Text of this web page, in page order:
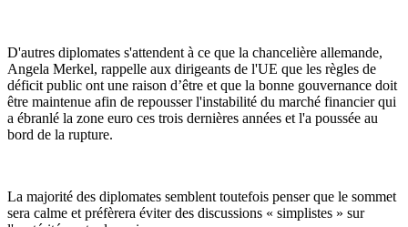
D'autres diplomates s'attendent à ce que la chancelière allemande,
Angela Merkel, rappelle aux dirigeants de l'UE que les règles de
déficit public ont une raison d’être et que la bonne gouvernance doit
être maintenue afin de repousser l'instabilité du marché financier qui
a ébranlé la zone euro ces trois dernières années et l'a poussée au
bord de la rupture.
La majorité des diplomates semblent toutefois penser que le sommet
sera calme et préfèrera éviter des discussions « simplistes » sur